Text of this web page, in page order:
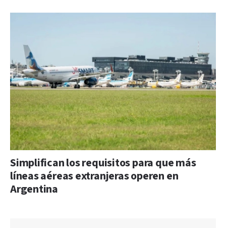
Simplifican los requisitos para que más
líneas aéreas extranjeras operen en
Argentina